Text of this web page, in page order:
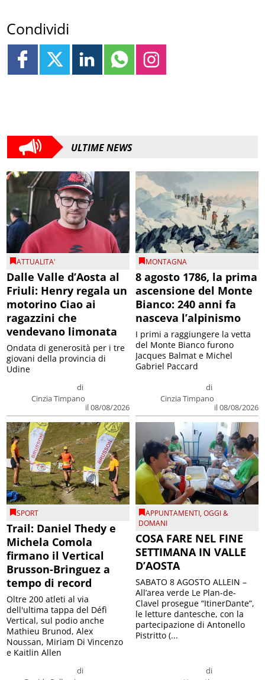
Condividi
ULTIME NEWS
ATTUALITA'
Dalle Valle d’Aosta al
Friuli: Henry regala un
motorino Ciao ai
ragazzini che
vendevano limonata
di
Cinzia Timpano
il 08/08/2026
Ondata di generosità per i tre
giovani della provincia di
Udine
MONTAGNA
8 agosto 1786, la prima
ascensione del Monte
Bianco: 240 anni fa
nasceva l’alpinismo
di
Cinzia Timpano
il 08/08/2026
I primi a raggiungere la vetta
del Monte Bianco furono
Jacques Balmat e Michel
Gabriel Paccard
SPORT
Trail: Daniel Thedy e
Michela Comola
firmano il Vertical
Brusson-Bringuez a
tempo di record
di
Oltre 200 atleti al via
dell'ultima tappa del Défì
Vertical, sul podio anche
Mathieu Brunod, Alex
Noussan, Miriam Di Vincenzo
e Kaitlin Allen
APPUNTAMENTI,OGGI &
DOMANI
COSA FARE NEL FINE
SETTIMANA IN VALLE
D’AOSTA
di
SABATO 8 AGOSTO ALLEIN –
All’area verde Le Plan-de-
Clavel prosegue “ItinerDante”,
le letture dantesche, con la
partecipazione di Antonello
Pistritto (...